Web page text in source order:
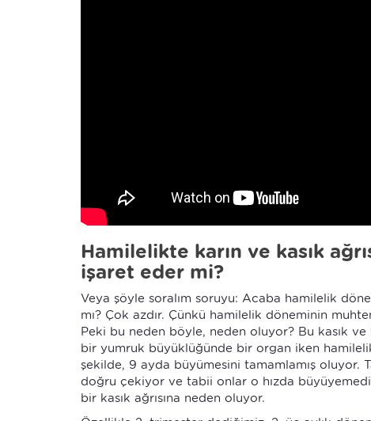
Hamilelikte karın ve kasık
işaret eder mi?
Veya şöyle soralım soruyu: Acaba hamilelik
mı? Çok azdır. Çünkü hamilelik döneminin
Peki bu neden böyle, neden oluyor? Bu kasık ve
bir yumruk büyüklüğünde bir organ iken
şekilde, 9 ayda büyümesini tamamlamış oluyor.
doğru çekiyor ve tabii onlar o hızda
bir kasık ağrısına neden oluyor.